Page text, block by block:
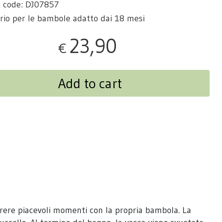
DJ07857
per le bambole adatto dai 18 mesi
€ 23,90
Add to cart
piacevoli momenti con la propria bambola. La